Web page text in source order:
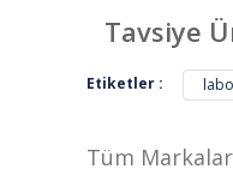
Ürün
Ürün
Ürün fiyatı
Tavsiye
Etiketler :
Tüm Markalar